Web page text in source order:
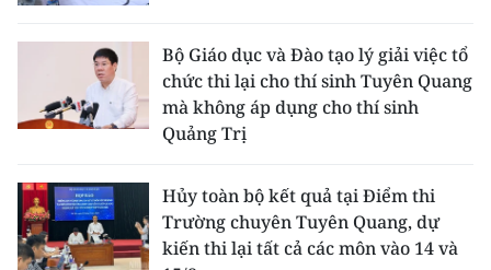
Bộ Giáo dục và Đào tạo lý giải việc tổ
chức thi lại cho thí sinh Tuyên Quang
mà không áp dụng cho thí sinh
Quảng Trị
Hủy toàn bộ kết quả tại Điểm thi
Trường chuyên Tuyên Quang, dự
kiến thi lại tất cả các môn vào 14 và